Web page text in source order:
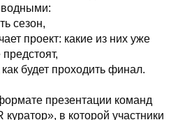
сезон,
проект: какие из них уже
будет проходить финал.
презентации команд
в которой участники